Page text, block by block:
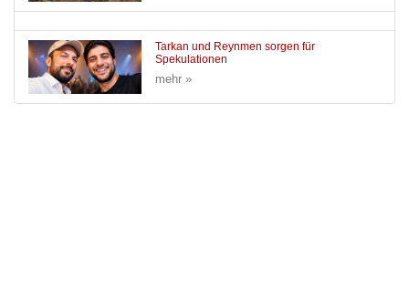
Tarkan und Reynmen sorgen für
Spekulationen
mehr »